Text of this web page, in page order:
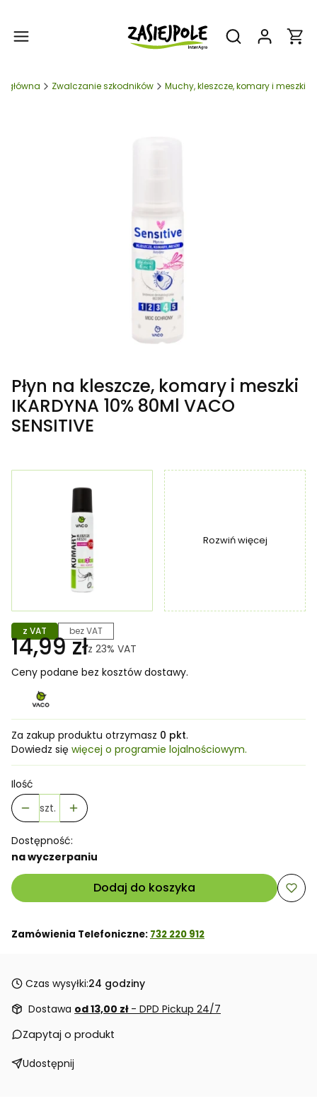
Otwórz
główna Zwalczanie szkodników Muchy, kleszcze, komary i meszki
Płyn na kleszcze, komary i meszki
IKARDYNA 10% 80Ml VACO
SENSITIVE
Rozwiń więcej
z VAT bez VAT
14,99 złz 23% VAT
Ceny podane bez kosztów dostawy.
Za zakup produktu otrzymasz 0 pkt.
Dowiedz się więcej o programie lojalnościowym.
Ilość
szt.
Dostępność:
na wyczerpaniu
Dodaj do koszyka
Zamówienia Telefoniczne: 732 220 912
Czas wysyłki:24 godziny
Dostawa od 13,00 zł - DPD Pickup 24/7
Zapytaj o produkt
Udostępnij